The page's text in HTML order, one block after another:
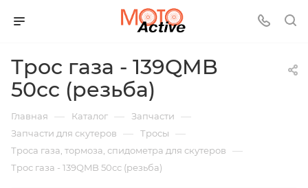
Трос газа - 139QMB
50сс (резьба)
Главная — Каталог — Запчасти —
Запчасти для скутеров — Тросы —
Троса газа, тормоза, спидометра для скутеров —
Трос газа - 139QMB 50сс (резьба)